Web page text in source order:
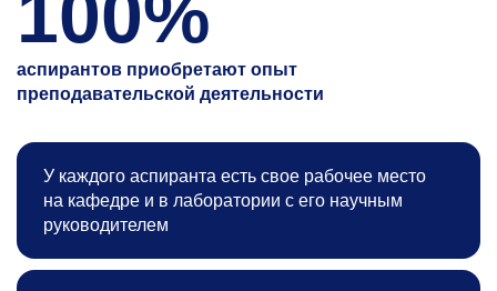
аспирантов приобретают опыт
преподавательской деятельности
У каждого аспиранта есть свое рабочее место
на кафедре и в лаборатории с его научным
руководителем